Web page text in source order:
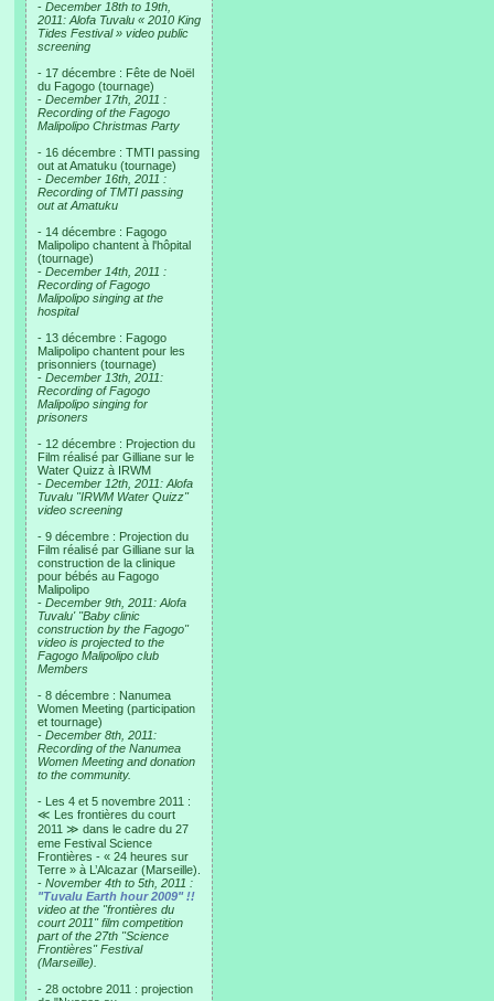
- December 18th to 19th,
2011: Alofa Tuvalu « 2010 King
Tides Festival » video public
screening
- 17 décembre : Fête de Noël
du Fagogo (tournage)
- December 17th, 2011 :
Recording of the Fagogo
Malipolipo Christmas Party
- 16 décembre : TMTI passing
out at Amatuku (tournage)
- December 16th, 2011 :
Recording of TMTI passing
out at Amatuku
- 14 décembre : Fagogo
Malipolipo chantent à l'hôpital
(tournage)
- December 14th, 2011 :
Recording of Fagogo
Malipolipo singing at the
hospital
- 13 décembre : Fagogo
Malipolipo chantent pour les
prisonniers (tournage)
- December 13th, 2011:
Recording of Fagogo
Malipolipo singing for
prisoners
- 12 décembre : Projection du
Film réalisé par Gilliane sur le
Water Quizz à IRWM
- December 12th, 2011: Alofa
Tuvalu "IRWM Water Quizz"
video screening
- 9 décembre : Projection du
Film réalisé par Gilliane sur la
construction de la clinique
pour bébés au Fagogo
Malipolipo
- December 9th, 2011: Alofa
Tuvalu' "Baby clinic
construction by the Fagogo"
video is projected to the
Fagogo Malipolipo club
Members
- 8 décembre : Nanumea
Women Meeting (participation
et tournage)
- December 8th, 2011:
Recording of the Nanumea
Women Meeting and donation
to the community.
- Les 4 et 5 novembre 2011 :
≪ Les frontières du court
2011 ≫ dans le cadre du 27
eme Festival Science
Frontières - « 24 heures sur
Terre » à L’Alcazar (Marseille).
- November 4th to 5th, 2011 :
"Tuvalu Earth hour 2009" !!
video at the "frontières du
court 2011" film competition
part of the 27th "Science
Frontières" Festival
(Marseille).
- 28 octobre 2011 : projection